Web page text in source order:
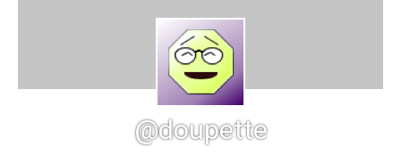
@doupette